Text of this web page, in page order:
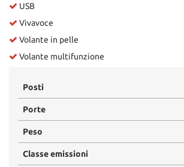
USB
Vivavoce
Volante in pelle
Volante multifunzione
Posti
Porte
Peso
Classe emissioni